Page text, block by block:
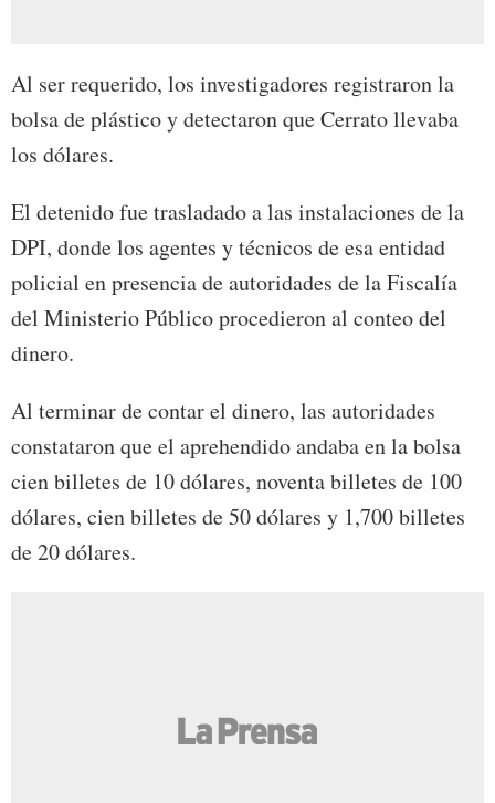
Al ser requerido, los investigadores registraron la
bolsa de plástico y detectaron que Cerrato llevaba
los dólares.
El detenido fue trasladado a las instalaciones de la
DPI, donde los agentes y técnicos de esa entidad
policial en presencia de autoridades de la Fiscalía
del Ministerio Público procedieron al conteo del
dinero.
Al terminar de contar el dinero, las autoridades
constataron que el aprehendido andaba en la bolsa
cien billetes de 10 dólares, noventa billetes de 100
dólares, cien billetes de 50 dólares y 1,700 billetes
de 20 dólares.